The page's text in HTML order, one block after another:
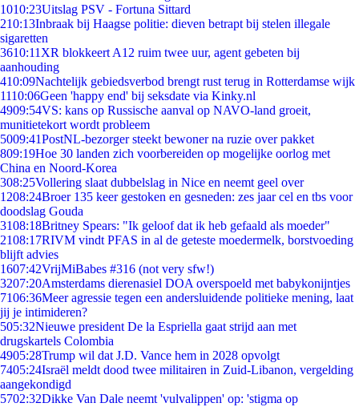
1010:23Uitslag PSV - Fortuna Sittard
210:13Inbraak bij Haagse politie: dieven betrapt bij stelen illegale
sigaretten
3610:11 XR blokkeert A12 ruim twee uur, agent gebeten bij
aanhouding
410:09Nachtelijk gebiedsverbod brengt rust terug in Rotterdamse wijk
1110:06Geen 'happy end' bij seksdate via Kinky.nl
4909:54VS: kans op Russische aanval op NAVO-land groeit,
munitietekort wordt probleem
5009:41PostNL-bezorger steekt bewoner na ruzie over pakket
809:19Hoe 30 landen zich voorbereiden op mogelijke oorlog met
China en Noord-Korea
308:25Vollering slaat dubbelslag in Nice en neemt geel over
1208:24Broer 135 keer gestoken en gesneden: zes jaar cel en tbs voor
doodslag Gouda
3108:18Britney Spears: "Ik geloof dat ik heb gefaald als moeder"
2108:17RIVM vindt PFAS in al de geteste moedermelk, borstvoeding
blijft advies
1607:42VrijMiBabes #316 (not very sfw!)
3207:20Amsterdams dierenasiel DOA overspoeld met babykonijntjes
7106:36Meer agressie tegen een andersluidende politieke mening, laat
jij je intimideren?
505:32Nieuwe president De la Espriella gaat strijd aan met
drugskartels Colombia
4905:28Trump wil dat J.D. Vance hem in 2028 opvolgt
7405:24Israël meldt dood twee militairen in Zuid-Libanon, vergelding
aangekondigd
5702:32Dikke Van Dale neemt 'vulvalippen' op: 'stigma op